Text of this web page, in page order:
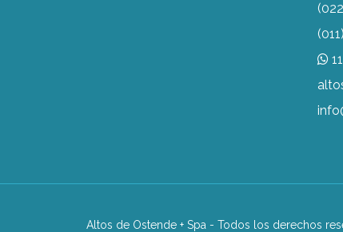
Altos de Ostende + Spa - Todos los derechos